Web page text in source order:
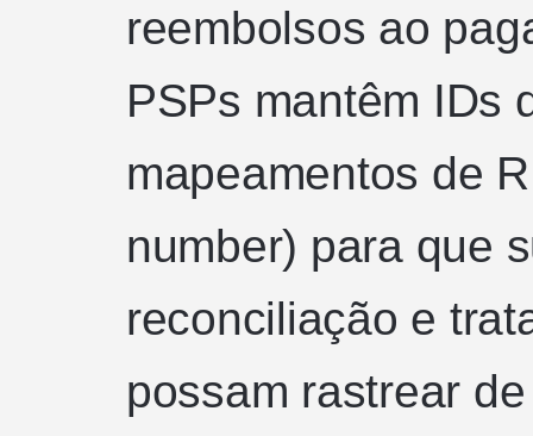
reembolsos ao
PSPs mantêm IDs
mapeamentos de
number) para que
reconciliação e
possam rastrear